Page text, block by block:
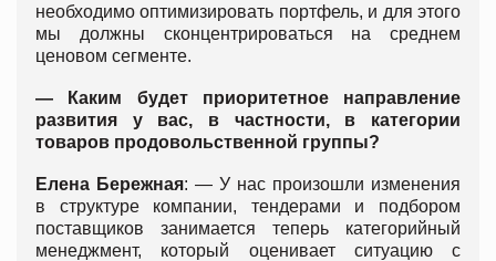
необходимо оптимизировать портфель, и для этого
мы должны сконцентрироваться на среднем
ценовом сегменте.
— Каким будет приоритетное направление
развития у вас, в частности, в категории
товаров продовольственной группы?
Елена Бережная: — У нас произошли изменения
в структуре компании, тендерами и подбором
поставщиков занимается теперь категорийный
менеджмент, который оценивает ситуацию с